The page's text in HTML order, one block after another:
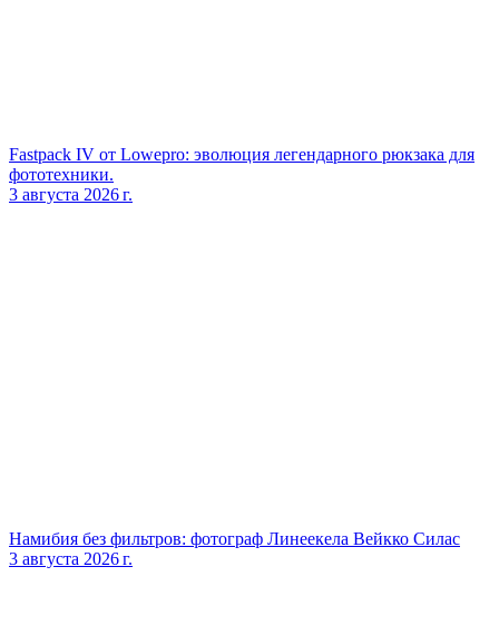
Fastpack IV от Lowepro: эволюция легендарного рюкзака для
фототехники.
3 августа 2026 г.
Намибия без фильтров: фотограф Линеекела Вейкко Силас
3 августа 2026 г.